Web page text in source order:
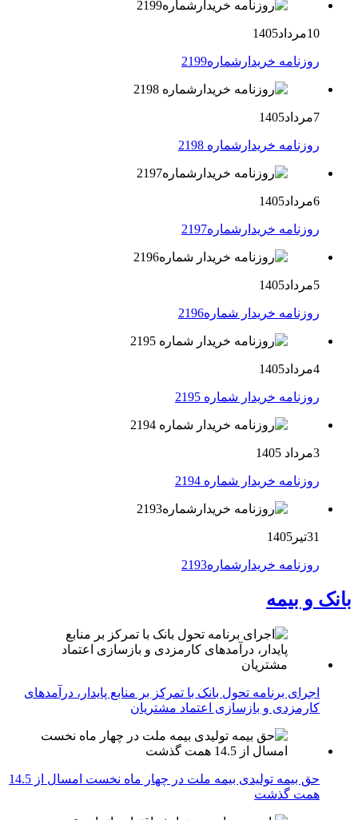
10مرداد1405
روزنامه خریدارشماره2199
7مرداد1405
روزنامه خریدارشماره 2198
6مرداد1405
روزنامه خریدارشماره2197
5مرداد1405
روزنامه خریدار شماره2196
4مرداد1405
روزنامه خریدار شماره 2195
3مرداد 1405
روزنامه خریدار شماره 2194
31تیر1405
روزنامه خریدارشماره2193
بانک و بیمه
اجرای برنامه تحول بانک با تمرکز بر منابع پایدار، درآمدهای
کارمزدی و بازسازی اعتماد مشتریان
حق بیمه تولیدی بیمه ملت در چهار ماه نخست امسال از 14.5
همت گذشت